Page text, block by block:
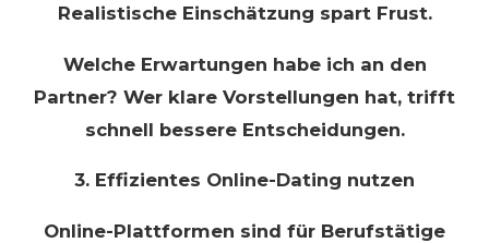
Realistische Einschätzung spart Frust.
Welche Erwartungen habe ich an den
Partner? Wer klare Vorstellungen hat, trifft
schnell bessere Entscheidungen.
3. Effizientes Online-Dating nutzen
Online-Plattformen sind für Berufstätige